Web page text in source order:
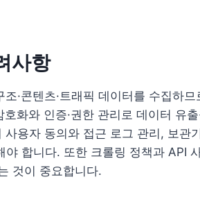
사항
·콘텐츠·트래픽 데이터를 수집하므
화와 인증·권한 관리로 데이터 유
사용자 동의와 접근 로그 관리, 보관
야 합니다. 또한 크롤링 정책과 API
것이 중요합니다.